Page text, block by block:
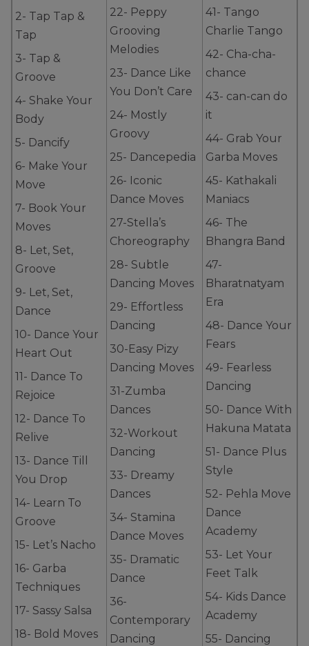
2- Tap Tap &
Tap
3- Tap &
Groove
4- Shake Your
Body
5- Dancify
6- Make Your
Move
7- Book Your
Moves
8- Let, Set,
Groove
9- Let, Set,
Dance
10- Dance Your
Heart Out
11- Dance To
Rejoice
12- Dance To
Relive
13- Dance Till
You Drop
14- Learn To
Groove
15- Let’s Nacho
16- Garba
Techniques
17- Sassy Salsa
18- Bold Moves
22- Peppy
Grooving
Melodies
23- Dance Like
You Don’t Care
24- Mostly
Groovy
25- Dancepedia
26- Iconic
Dance Moves
27-Stella’s
Choreography
28- Subtle
Dancing Moves
29- Effortless
Dancing
30-Easy Pizy
Dancing Moves
31-Zumba
Dances
32-Workout
Dancing
33- Dreamy
Dances
34- Stamina
Dance Moves
35- Dramatic
Dance
36-
Contemporary
Dancing
41- Tango
Charlie Tango
42- Cha-cha-
chance
43- can-can do
it
44- Grab Your
Garba Moves
45- Kathakali
Maniacs
46- The
Bhangra Band
47-
Bharatnatyam
Era
48- Dance Your
Fears
49- Fearless
Dancing
50- Dance With
Hakuna Matata
51- Dance Plus
Style
52- Pehla Move
Dance
Academy
53- Let Your
Feet Talk
54- Kids Dance
Academy
55- Dancing